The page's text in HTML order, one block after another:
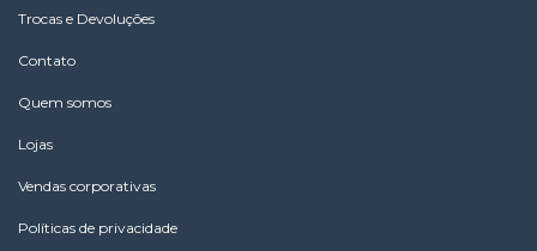
Trocas e Devoluções
Contato
Quem somos
Lojas
Vendas corporativas
Políticas de privacidade